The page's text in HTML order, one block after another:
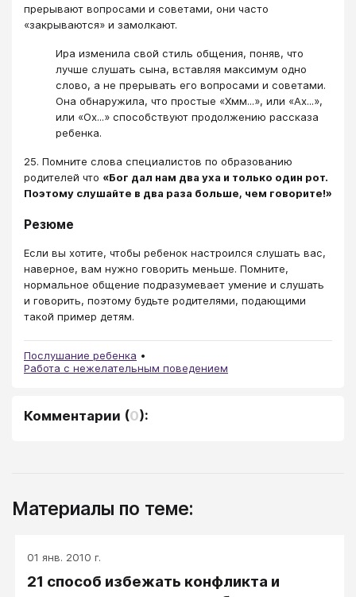
прерывают вопросами и советами, они часто
«закрываются» и замолкают.
Ира изменила свой стиль общения, поняв, что
лучше слушать сына, вставляя максимум одно
слово, а не прерывать его вопросами и советами.
Она обнаружила, что простые «Хмм...», или «Ах...»,
или «Ох...» способствуют продолжению рассказа
ребенка.
25. Помните слова специалистов по образованию
родителей что «Бог дал нам два уха и только один рот.
Поэтому слушайте в два раза больше, чем говорите!»
Резюме
Если вы хотите, чтобы ребенок настроился слушать вас,
наверное, вам нужно говорить меньше. Помните,
нормальное общение подразумевает умение и слушать
и говорить, поэтому будьте родителями, подающими
такой пример детям.
Послушание ребенка
Работа с нежелательным поведением
Комментарии (0):
Материалы по теме:
01 янв. 2010 г.
21 способ избежать конфликта и